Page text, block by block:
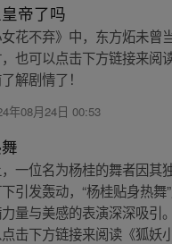
帝了吗
花不弃》中，东方炻未曾
也可以点击下方链接来阅
解剧情了！
年08月24日 00:53
一位名为杨桂的舞者因其
引发轰动，“杨桂贴身热舞”
量与美感的表演深深吸引
击下方链接来阅读《狐妖